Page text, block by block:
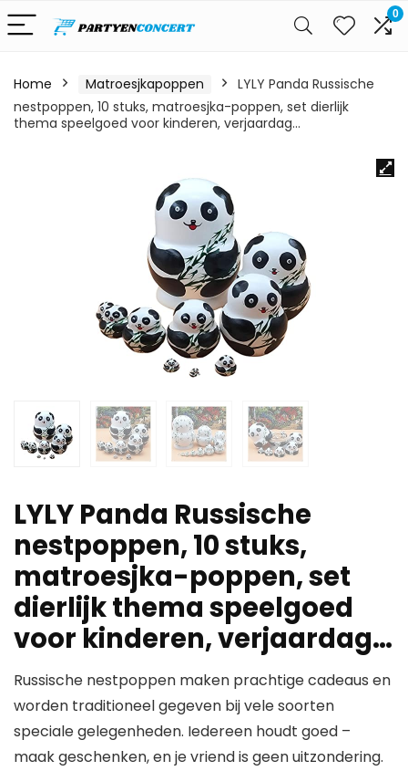
0
Home Matroesjkapoppen
LYLY Panda Russische
nestpoppen, 10 stuks, matroesjka-poppen, set dierlijk
thema speelgoed voor kinderen, verjaardag…
LYLY Panda Russische
nestpoppen, 10 stuks,
matroesjka-poppen, set
dierlijk thema speelgoed
voor kinderen, verjaardag…
Russische nestpoppen maken prachtige cadeaus en
worden traditioneel gegeven bij vele soorten
speciale gelegenheden. Iedereen houdt goed –
maak geschenken, en je vriend is geen uitzondering.